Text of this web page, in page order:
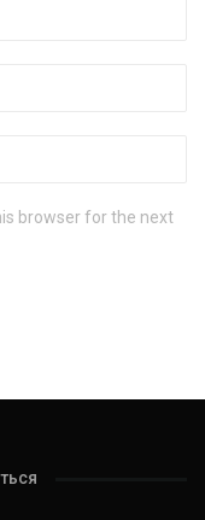
browser for the next